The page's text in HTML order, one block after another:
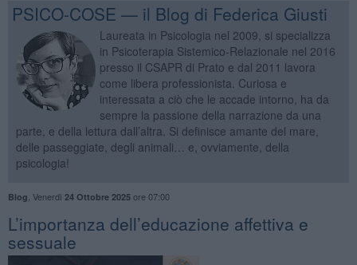
PSICO-COSE — il Blog di Federica Giusti
Laureata in Psicologia nel 2009, si specializza
in Psicoterapia Sistemico-Relazionale nel 2016
presso il CSAPR di Prato e dal 2011 lavora
come libera professionista. Curiosa e
interessata a ciò che le accade intorno, ha da
sempre la passione della narrazione da una
parte, e della lettura dall’altra. Si definisce amante del mare,
delle passeggiate, degli animali… e, ovviamente, della
psicologia!
Blog Venerdì 24 Ottobre 2025ore 07:00
​L’importanza dell’educazione affettiva e
sessuale